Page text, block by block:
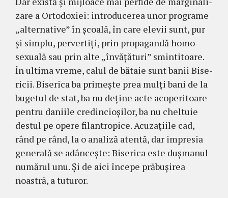
zare a Ortodoxiei: introducerea unor programe
„alternative” în şcoală, în care elevii sunt, pur
şi simplu, pervertiţi, prin propagandă homo­
sexuală sau prin alte „învăţături” smintitoare.
În ultima vreme, calul de bătaie sunt banii Bise­
ricii. Biserica ba primeşte prea mulţi bani de la
bugetul de stat, ba nu deţine acte acoperitoare
pen­tru daniile credincioşilor, ba nu cheltuie
des­tul pe opere filantropice. Acu­zaţiile cad,
rând pe rând, la o analiză atentă, dar impresia
gene­rală se adânceşte: Biserica este duşmanul
nu­mărul unu. Şi de aici începe prăbu­şirea
noastră, a tuturor.